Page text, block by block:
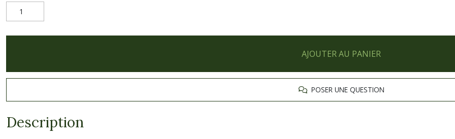
AJOUTER AU PANIER
POSER UNE QUESTION
Description